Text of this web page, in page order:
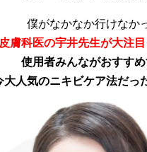
僕がなかなか行けなか
皮膚科医の宇井先生が大注
使用者みんながおすす
大人気のニキビケア法だっ